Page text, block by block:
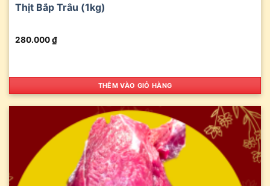
Thịt Bắp Trâu (1kg)
280.000₫
THÊM VÀO GIỎ HÀNG